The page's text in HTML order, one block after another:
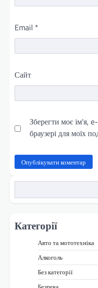
Email *
Сайт
Зберегти моє ім'я,
браузері для моїх
Категорії
Авто та мототехніка
Алкоголь
Без категорії